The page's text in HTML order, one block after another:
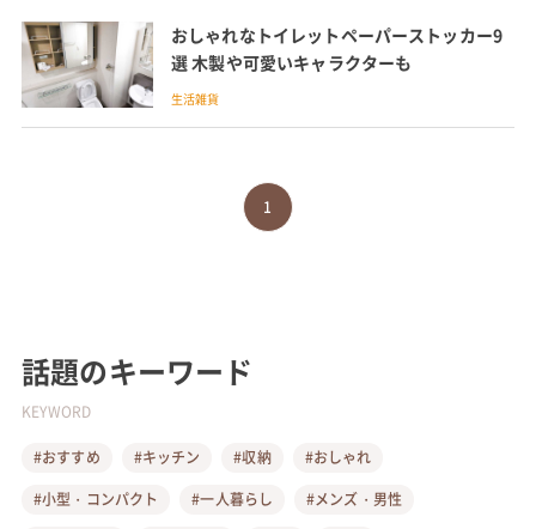
おしゃれなトイレットペーパーストッカー9
選 木製や可愛いキャラクターも
生活雑貨
1
話題のキーワード
KEYWORD
#おすすめ #キッチン #収納
#おしゃれ
#小型・コンパクト
#一人暮らし
#メンズ・男性